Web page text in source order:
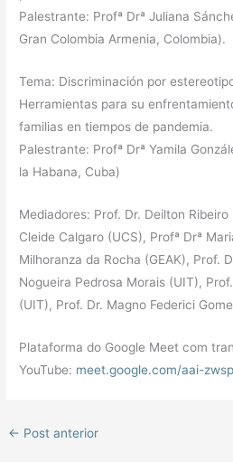
Palestrante: Profª Drª Juliana
Gran Colombia Armenia, Colombia).
Tema: Discriminación por
Herramientas para su
familias en tiempos de pandemia.
Palestrante: Profª Drª Yamila
la Habana, Cuba)
Mediadores: Prof. Dr. Deilton Ribeiro
Cleide Calgaro (UCS), Profª Drª
Milhoranza da Rocha (GEAK), Prof.
Nogueira Pedrosa Morais (UIT),
(UIT), Prof. Dr. Magno Federici
Plataforma do Google Meet com
YouTube: meet.google.com/aai-
← Post anterior